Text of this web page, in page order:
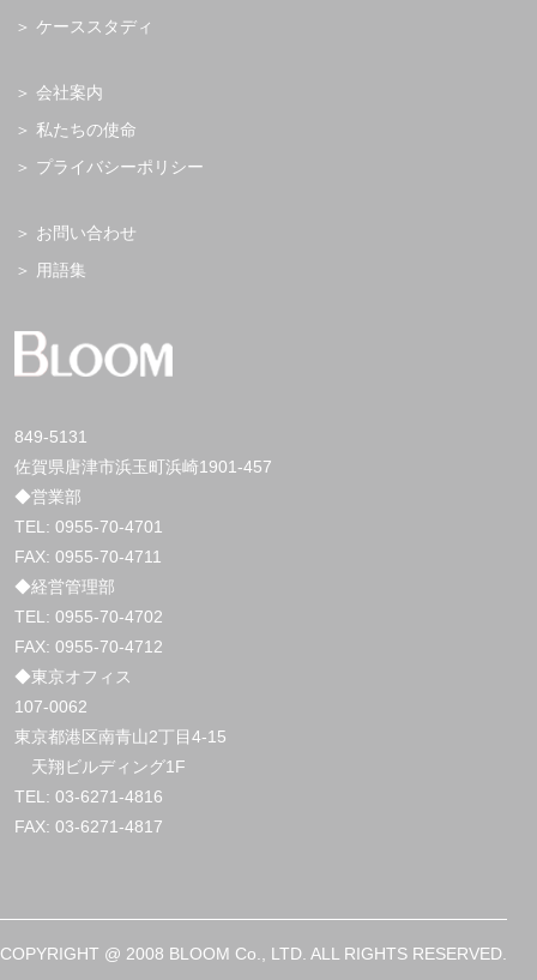
849-5131
佐賀県唐津市浜玉町浜崎1901-457
◆営業部
TEL: 0955-70-4701
FAX: 0955-70-4711
◆経営管理部
TEL: 0955-70-4702
FAX: 0955-70-4712
◆東京オフィス
107-0062
東京都港区南青山2丁目4-15
天翔ビルディング1F
TEL: 03-6271-4816
FAX: 03-6271-4817
ケーススタディ
会社案内
私たちの使命
プライバシーポリシー
お問い合わせ
用語集
COPYRIGHT @ 2008 BLOOM Co., LTD. ALL RIGHTS RESERVED.